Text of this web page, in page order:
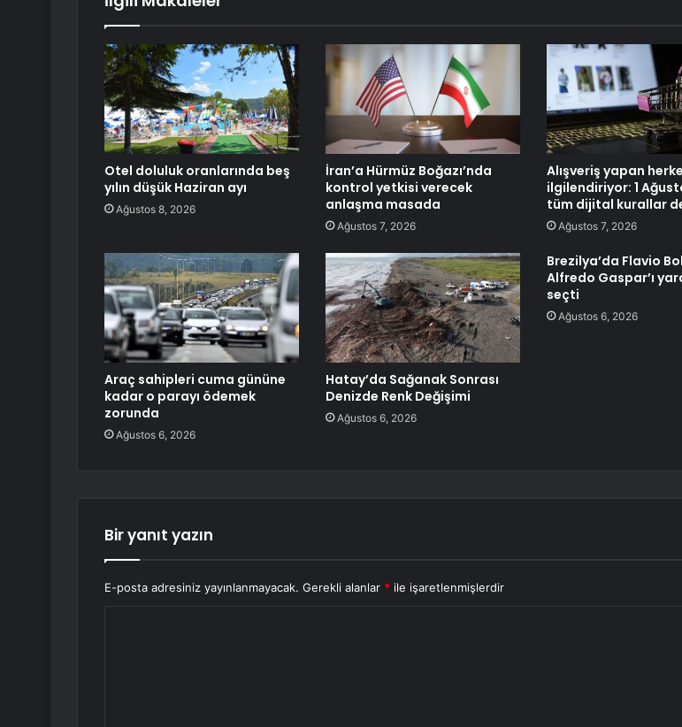
Otel doluluk oranlarında beş
yılın düşük Haziran ayı
Ağustos 8, 2026
İran’a Hürmüz Boğazı’nda
kontrol yetkisi verecek
anlaşma masada
Ağustos 7, 2026
Alışveriş yapan
ilgilendiriyor: 1
tüm dijital kurallar
Ağustos 7, 2026
Araç sahipleri cuma gününe
kadar o parayı ödemek
zorunda
Ağustos 6, 2026
Hatay’da Sağanak Sonrası
Denizde Renk Değişimi
Ağustos 6, 2026
Brezilya’da Flavio
Alfredo Gaspar’ı
seçti
Ağustos 6, 2026
Bir yanıt yazın
E-posta adresiniz yayınlanmayacak. Gerekli alanlar * ile işaretlenmişlerdir